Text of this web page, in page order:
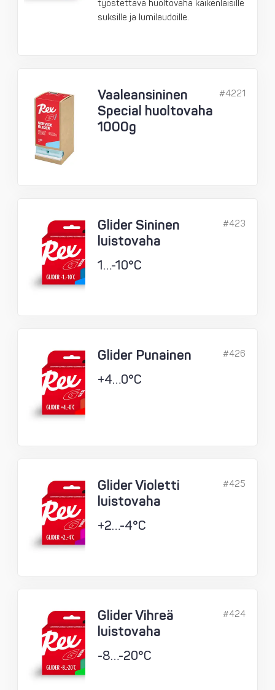
työstettävä huoltovaha kaikenlaisille
suksille ja lumilaudoille.
Vaaleansininen
Special huoltovaha
1000g
#4221
Glider Sininen
luistovaha
1…-10°C
#423
Glider Punainen
+4…0°C
#426
Glider Violetti
luistovaha
+2…-4°C
#425
Glider Vihreä
luistovaha
-8…-20°C
#424